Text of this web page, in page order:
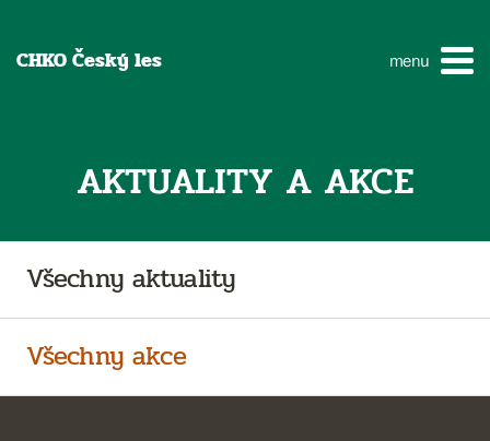
CHKO Český les menu
AKTUALITY A AKCE
Všechny aktuality
Všechny akce